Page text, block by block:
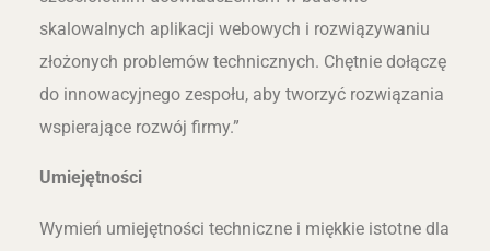
skalowalnych aplikacji webowych i rozwiązywaniu
złożonych problemów technicznych. Chętnie dołączę
do innowacyjnego zespołu, aby tworzyć rozwiązania
wspierające rozwój firmy.”
Umiejętności
Wymień umiejętności techniczne i miękkie istotne dla